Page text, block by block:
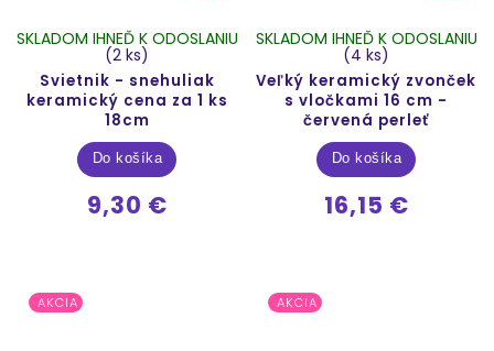
Svietnik - snehuliak
keramický cena za 1 ks
18cm
SKLADOM IHNEĎ K ODOSLANIU
(2 ks)
9,30 €
Do košíka
Veľký keramický zvonček
s vločkami 16 cm -
červená perleť
SKLADOM IHNEĎ K ODOSLANIU
(4 ks)
16,15 €
Do košíka
AKCIA AKCIA